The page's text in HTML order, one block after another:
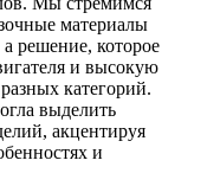
материалы
решение, которое
и высокую
категорий.
выделить
акцентируя
и